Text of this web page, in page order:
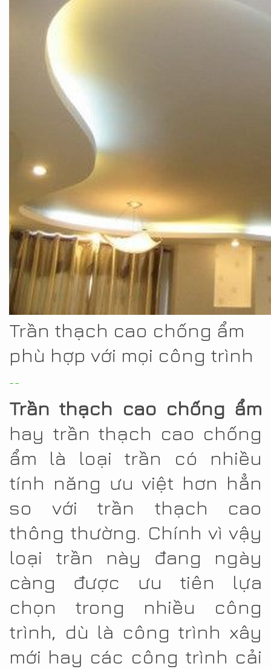
Trần thạch cao chống ẩm
phù hợp với mọi công trình
--
Trần thạch cao chống ẩm
hay trần thạch cao chống
ẩm là loại trần có nhiều
tính năng ưu việt hơn hẳn
so với trần thạch cao
thông thường. Chính vì vậy
loại trần này đang ngày
càng được ưu tiên lựa
chọn trong nhiều công
trình, dù là công trình xây
mới hay các công trình cải